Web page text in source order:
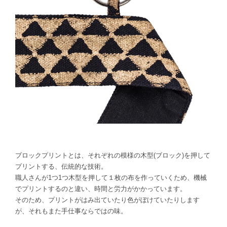
ブロックプリントとは、それぞれの模様の木型(ブロック)を押して
プリントする、伝統的な技術。
職人さんが1つ1つ木型を押して１枚の布を作っていくため、機械
でプリントするのと違い、時間と労力がかかっています。
そのため、プリントがはみ出ていたり色がぼけていたりします
が、それもまた手仕事ならではの味。